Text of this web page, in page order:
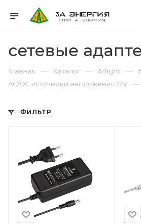
сетевые
Главная — Каталог — Arlight —
AC/DC источники напряжения 12V —
ФИЛЬТР